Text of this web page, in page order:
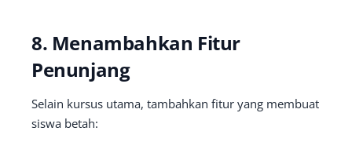
8. Menambahkan Fitur
Penunjang
Selain kursus utama, tambahkan fitur yang membuat
siswa betah: